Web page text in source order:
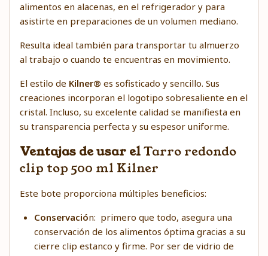
alimentos en alacenas, en el refrigerador y para
asistirte en preparaciones de un volumen mediano.
Resulta ideal también para transportar tu almuerzo
al trabajo o cuando te encuentras en movimiento.
El estilo de Kilner® es sofisticado y sencillo. Sus
creaciones incorporan el logotipo sobresaliente en el
cristal. Incluso, su excelente calidad se manifiesta en
su transparencia perfecta y su espesor uniforme.
Ventajas de usar elTarro redondo
clip top 500 ml Kilner
Este bote proporciona múltiples beneficios:
Conservación: primero que todo, asegura una
conservación de los alimentos óptima gracias a su
cierre clip estanco y firme. Por ser de vidrio de